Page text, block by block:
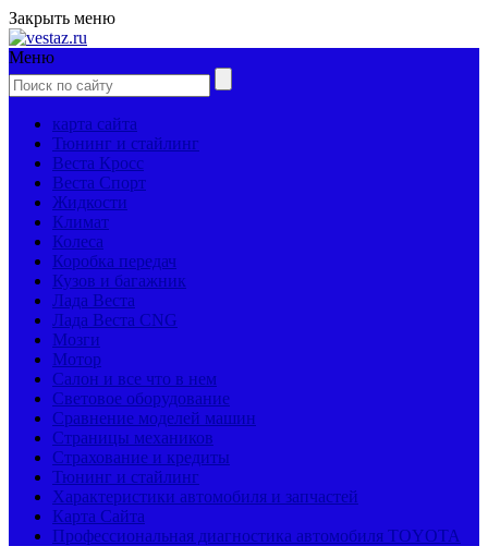
Закрыть меню
Меню
карта сайта
Тюнинг и стайлинг
Веста Кросс
Веста Спорт
Жидкости
Климат
Колеса
Коробка передач
Кузов и багажник
Лада Веста
Лада Веста CNG
Мозги
Мотор
Салон и все что в нем
Световое оборудование
Сравнение моделей машин
Страницы механиков
Страхование и кредиты
Тюнинг и стайлинг
Характеристики автомобиля и запчастей
Карта Сайта
Профессиональная диагностика автомобиля TOYOTA